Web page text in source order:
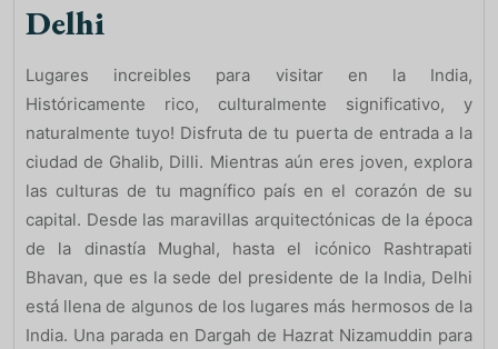
Delhi
Lugares increibles para visitar en la India,
Históricamente rico, culturalmente significativo, y
naturalmente tuyo! Disfruta de tu puerta de entrada a la
ciudad de Ghalib, Dilli. Mientras aún eres joven, explora
las culturas de tu magnífico país en el corazón de su
capital. Desde las maravillas arquitectónicas de la época
de la dinastía Mughal, hasta el icónico Rashtrapati
Bhavan, que es la sede del presidente de la India, Delhi
está llena de algunos de los lugares más hermosos de la
India. Una parada en Dargah de Hazrat Nizamuddin para